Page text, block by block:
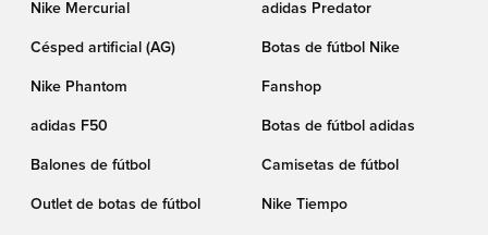
Nike Mercurial adidas Predator
Césped artificial (AG) Botas de fútbol Nike
Nike Phantom Fanshop
adidas F50 Botas de fútbol adidas
Balones de fútbol Camisetas de fútbol
Outlet de botas de fútbol Nike Tiempo